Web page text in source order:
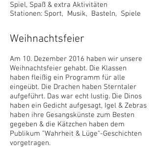
Spiel, Spaß & extra Aktivitäten
Stationen: Sport, Musik, Basteln, Spiele
Weihnachtsfeier
Am 10. Dezember 2016 haben wir unsere
Weihnachtsfeier gehabt. Die Klassen
haben fleißig ein Programm für alle
eingeübt. Die Drachen haben Sterntaler
aufgeführt. Das war echt lustig. Die Dinos
haben ein Gedicht aufgesagt, Igel & Zebras
haben ihre Gesangskünste zum Besten
gegeben & die Kätzchen haben dem
Publikum "Wahrheit & Lüge"-Geschichten
vorgetragen.